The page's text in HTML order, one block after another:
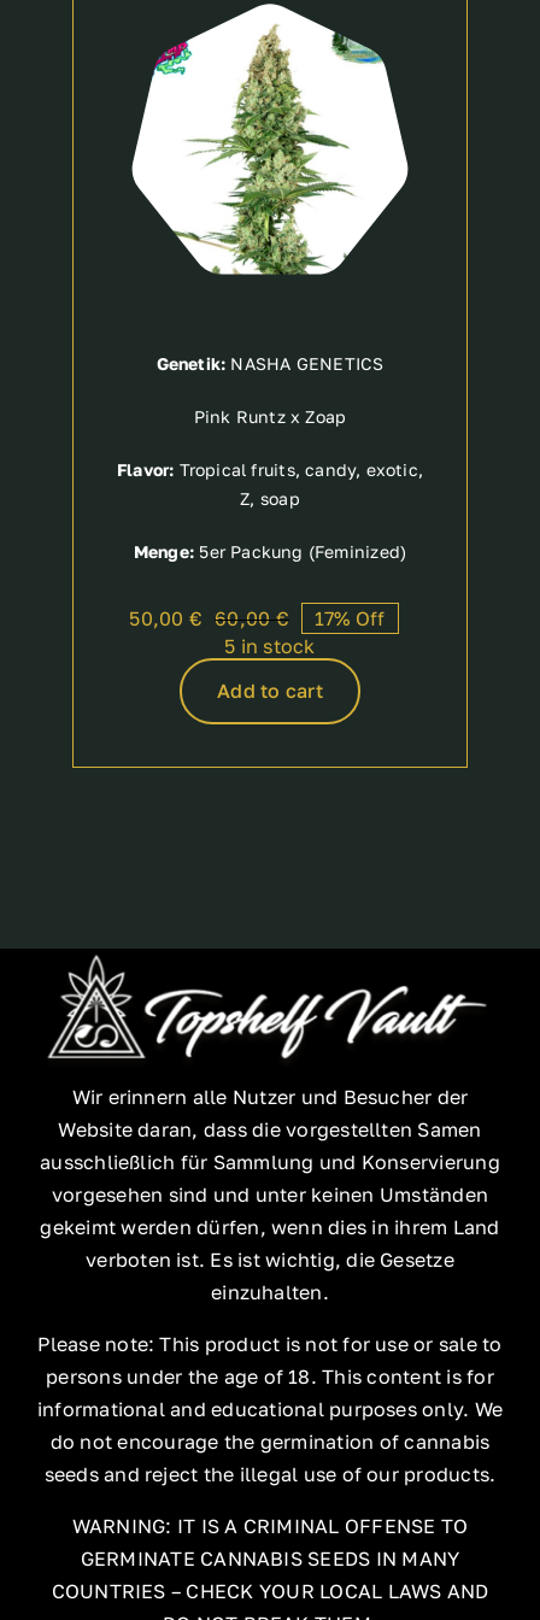
Genetik: NASHA GENETICS
Pink Runtz x Zoap
Flavor: Tropical fruits, candy, exotic,
Z, soap
Menge: 5er Packung (Feminized)
60,00€Original
price
60,00 €.
50,00 €
Current
price
50,00 €.
17% Off
5 in stock
Add to cart
Wir erinnern alle Nutzer und Besucher der
Website daran, dass die vorgestellten Samen
ausschließlich für Sammlung und Konservierung
vorgesehen sind und unter keinen Umständen
gekeimt werden dürfen, wenn dies in ihrem Land
verboten ist. Es ist wichtig, die Gesetze
einzuhalten.
Please note: This product is not for use or sale to
persons under the age of 18. This content is for
informational and educational purposes only. We
do not encourage the germination of cannabis
seeds and reject the illegal use of our products.
WARNING: IT IS A CRIMINAL OFFENSE TO
GERMINATE CANNABIS SEEDS IN MANY
COUNTRIES – CHECK YOUR LOCAL LAWS AND